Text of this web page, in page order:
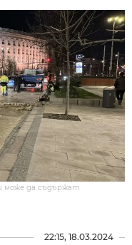
може да съдържат
22:15, 18.03.2024